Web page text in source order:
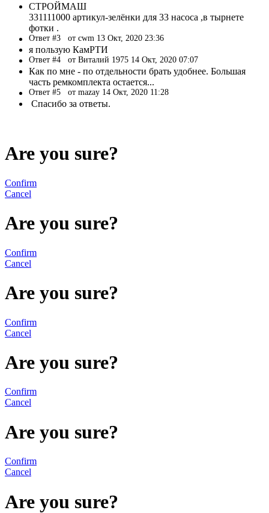
СТРОЙМАШ
331111000 артикул-зелёнки для 33 насоса ,в тырнете
фотки .
Ответ #3 от cwm 13 Окт, 2020 23:36
я пользую КамРТИ
Ответ #4 от Виталий 1975 14 Окт, 2020 07:07
Как по мне - по отдельности брать удобнее. Большая
часть ремкомплекта остается...
Ответ #5 от mazay 14 Окт, 2020 11:28
Спасибо за ответы.
Are you sure?
Confirm
Cancel
Are you sure?
Confirm
Cancel
Are you sure?
Confirm
Cancel
Are you sure?
Confirm
Cancel
Are you sure?
Confirm
Cancel
Are you sure?